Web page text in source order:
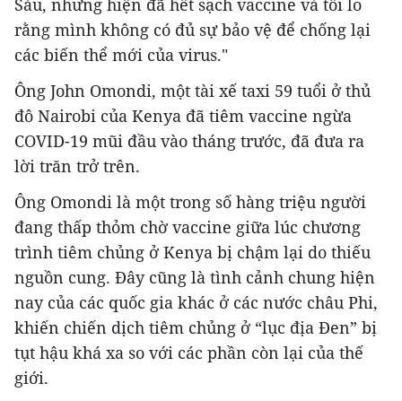
rằng mình không có đủ sự bảo vệ để chống lại
các biến thể mới của virus."
Ông John Omondi, một tài xế taxi 59 tuổi ở thủ
đô Nairobi của Kenya đã tiêm vaccine ngừa
COVID-19 mũi đầu vào tháng trước, đã đưa ra
lời trăn trở trên.
Ông Omondi là một trong số hàng triệu người
đang thấp thỏm chờ vaccine giữa lúc chương
trình tiêm chủng ở Kenya bị chậm lại do thiếu
nguồn cung. Đây cũng là tình cảnh chung hiện
nay của các quốc gia khác ở các nước châu Phi,
khiến chiến dịch tiêm chủng ở “lục địa Đen” bị
tụt hậu khá xa so với các phần còn lại của thế
giới.